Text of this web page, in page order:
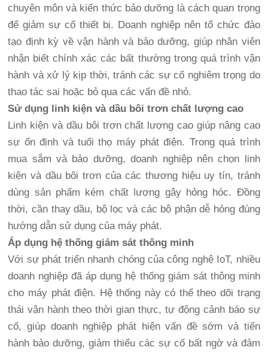
chuyên môn và kiến thức bảo dưỡng là cách quan trọng
để giảm sự cố thiết bị. Doanh nghiệp nên tổ chức đào
tạo định kỳ về vận hành và bảo dưỡng, giúp nhân viên
nhận biết chính xác các bất thường trong quá trình vận
hành và xử lý kịp thời, tránh các sự cố nghiêm trọng do
thao tác sai hoặc bỏ qua các vấn đề nhỏ.
Sử dụng linh kiện và dầu bôi trơn chất lượng cao
Linh kiện và dầu bôi trơn chất lượng cao giúp nâng cao
sự ổn định và tuổi thọ máy phát điện. Trong quá trình
mua sắm và bảo dưỡng, doanh nghiệp nên chọn linh
kiện và dầu bôi trơn của các thương hiệu uy tín, tránh
dùng sản phẩm kém chất lượng gây hỏng hóc. Đồng
thời, cần thay dầu, bộ lọc và các bộ phận dễ hỏng đúng
hướng dẫn sử dụng của máy phát.
Áp dụng hệ thống giám sát thông minh
Với sự phát triển nhanh chóng của công nghệ IoT, nhiều
doanh nghiệp đã áp dụng hệ thống giám sát thông minh
cho máy phát điện. Hệ thống này có thể theo dõi trạng
thái vận hành theo thời gian thực, tự động cảnh báo sự
cố, giúp doanh nghiệp phát hiện vấn đề sớm và tiến
hành bảo dưỡng, giảm thiểu các sự cố bất ngờ và đảm